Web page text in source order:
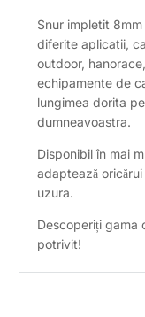
Snur impletit
diferite aplicatii,
outdoor,
echipamente de
lungimea dorita
dumneavoastra.
Disponibil în mai
adaptează
uzura.
Descoperiți gama
potrivit!